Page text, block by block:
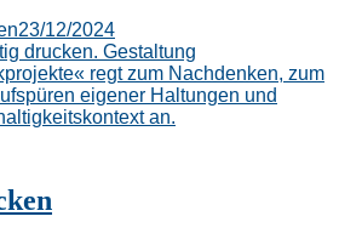
23/12/2024